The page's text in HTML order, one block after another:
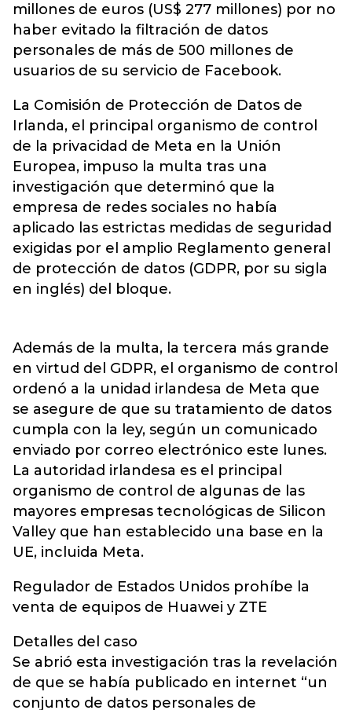
millones de euros (US$ 277 millones) por no
haber evitado la filtración de datos
personales de más de 500 millones de
usuarios de su servicio de Facebook.
La Comisión de Protección de Datos de
Irlanda, el principal organismo de control
de la privacidad de Meta en la Unión
Europea, impuso la multa tras una
investigación que determinó que la
empresa de redes sociales no había
aplicado las estrictas medidas de seguridad
exigidas por el amplio Reglamento general
de protección de datos (GDPR, por su sigla
en inglés) del bloque.
Además de la multa, la tercera más grande
en virtud del GDPR, el organismo de control
ordenó a la unidad irlandesa de Meta que
se asegure de que su tratamiento de datos
cumpla con la ley, según un comunicado
enviado por correo electrónico este lunes.
La autoridad irlandesa es el principal
organismo de control de algunas de las
mayores empresas tecnológicas de Silicon
Valley que han establecido una base en la
UE, incluida Meta.
Regulador de Estados Unidos prohíbe la
venta de equipos de Huawei y ZTE
Detalles del caso
Se abrió esta investigación tras la revelación
de que se había publicado en internet “un
conjunto de datos personales de